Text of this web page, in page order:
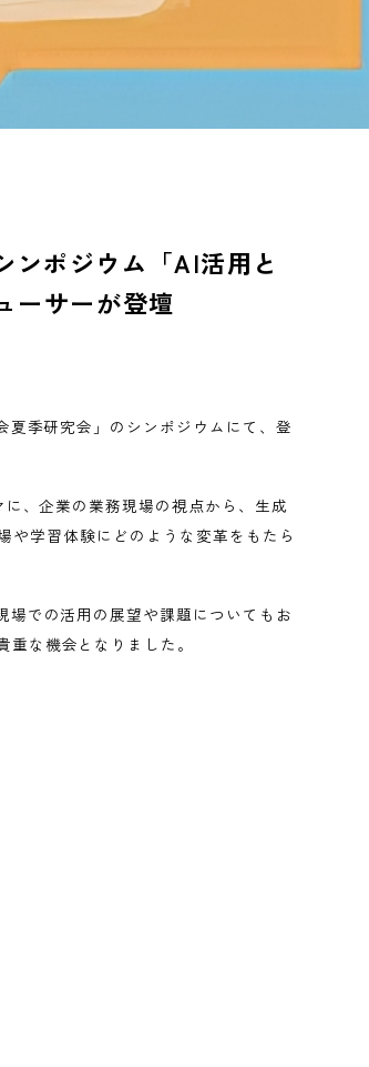
ンポジウム「AI活用と
ーサーが登壇
夏季研究会」のシンポジウムにて、登
に、企業の業務現場の視点から、生成
や学習体験にどのような変革をもたら
での活用の展望や課題についてもお
な機会となりました。